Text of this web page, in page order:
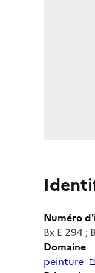
Numéro
Bx E 294 ;
Domaine
peinture